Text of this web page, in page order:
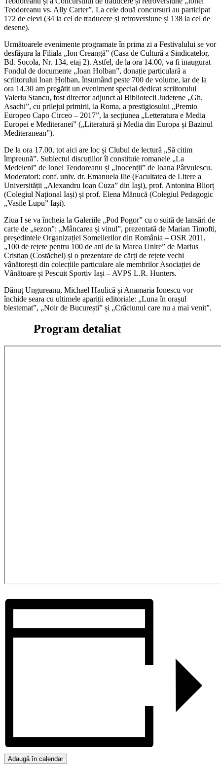
Teodoreanu vs. Ally Carter”. La cele două concursuri au participat
172 de elevi (34 la cel de traducere și retroversiune și 138 la cel de
desene).
Următoarele evenimente programate în prima zi a Festivalului se vor
desfășura la Filiala „Ion Creangă” (Casa de Cultură a Sindicatelor,
Bd. Socola, Nr. 134, etaj 2). Astfel, de la ora 14.00, va fi inaugurat
Fondul de documente „Ioan Holban”, donație particulară a
scriitorului Ioan Holban, însumând peste 700 de volume, iar de la
ora 14.30 am pregătit un eveniment special dedicat scriitorului
Valeriu Stancu, fost director adjunct al Bibliotecii Județene „Gh.
Asachi”, cu prilejul primirii, la Roma, a prestigiosului „Premio
Europeo Capo Circeo – 2017”, la secțiunea „Letteratura e Media
Europei e Mediteranei” („Literatură și Media din Europa și Bazinul
Mediteranean”).
De la ora 17.00, tot aici are loc și Clubul de lectură „Să citim
împreună”. Subiectul discuțiilor îl constituie romanele „La
Medeleni” de Ionel Teodoreanu și „Inocenții” de Ioana Pârvulescu.
Moderatori: conf. univ. dr. Emanuela Ilie (Facultatea de Litere a
Universității „Alexandru Ioan Cuza” din Iaşi), prof. Antonina Bliorț
(Colegiul Național Iași) și prof. Elena Mănucă (Colegiul Pedagogic
„Vasile Lupu” Iași).
Ziua I se va încheia la Galeriile „Pod Pogor” cu o suită de lansări de
carte de „sezon”: „Mâncarea și vinul”, prezentată de Marian Timofti,
președintele Organizației Somelierilor din România – OSR 2011,
„100 de rețete pentru 100 de ani de la Marea Unire” de Marius
Cristian (Costăchel) și o prezentare de cărți de rețete vechi
vânătorești din colecțiile particulare ale membrilor Asociației de
Vânătoare și Pescuit Sportiv Iași – AVPS L.R. Hunters.
Dănuț Ungureanu, Michael Haulică și Anamaria Ionescu vor
închide seara cu ultimele apariții editoriale: „Luna în orașul
blestemat”, „Noir de București” și „Crăciunul care nu a mai venit”.
Program detaliat
Adaugă în calendar